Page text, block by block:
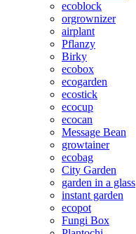
ecoblock
orgrownizer
airplant
Pflanzy
Birky
ecobox
ecogarden
ecostick
ecocup
ecocan
Message Bean
growtainer
ecobag
City Garden
garden in a glass
instant garden
ecopot
Fungi Box